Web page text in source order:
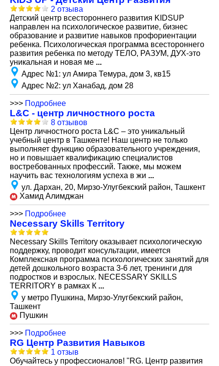
2 отзыва
Детский центр всестороннего развития KIDSUP
направлен на психологическое развитие, бизнес
образование и развитие навыков профориентации
ребенка. Психологическая программа всестороннего
развития ребенка по методу ТЕЛО, РАЗУМ, ДУХ-это
уникальная и новая ме ...
Адрес №1: ул Амира Темура, дом 3, кв15
Адрес №2: ул Ханабад, дом 28
>>> Подробнее
L&C - центр личностного роста
8 отзывов
Центр личностного роста L&C – это уникальный
учебный центр в Ташкенте! Наш центр не только
выполняет функцию образовательного учреждения,
но и повышает квалификацию специалистов
востребованных профессий. Также, мы можем
научить вас технологиям успеха в жи ...
ул. Дархан, 20, Мирзо-Улугбекский район, Ташкент
Хамид Алимджан
>>> Подробнее
Necessary Skills Territory
Necessary Skills Territory оказывает психологическую
поддержку, проводит консультации, имеется
Комплексная программа психологических занятий для
детей дошкольного возраста 3-6 лет, тренинги для
подростков и взрослых. NECESSARY SKILLS
TERRITORY в рамках К ...
у метро Пушкина, Мирзо-Улугбекский район,
Ташкент
Пушкин
>>> Подробнее
RG Центр Развития Навыков
1 отзыв
Обучайтесь у профессионалов! "RG. Центр развития